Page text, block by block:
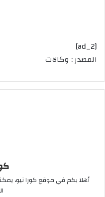
[ad_2]
المصدر : وكالات
أهلا بكم في موقع كورا نيو،